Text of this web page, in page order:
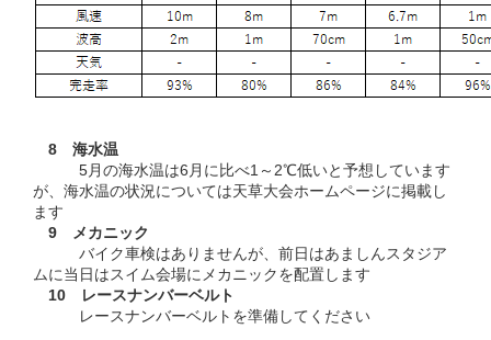
8 海水温
5月の海水温は6月に比べ1～2℃低いと予想しています
が、海水温の状況については天草大会ホームページに掲載し
ます
9 メカニック
バイク車検はありませんが、前日はあましんスタジア
ムに当日はスイム会場にメカニックを配置します
10 レースナンバーベルト
レースナンバーベルトを準備してください